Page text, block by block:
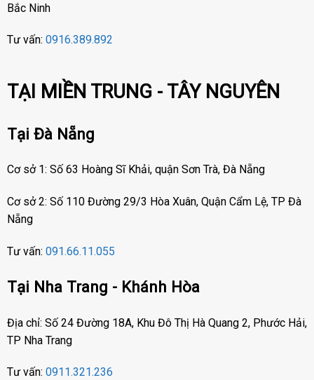
Bắc Ninh
Tư vấn: 0916.389.892
TẠI MIỀN TRUNG - TÂY NGUYÊN
Tại Đà Nẵng
Cơ sở 1: Số 63 Hoàng Sĩ Khải, quận Sơn Trà, Đà Nẵng
Cơ sở 2: Số 110 Đường 29/3 Hòa Xuân, Quận Cẩm Lệ, TP Đà
Nẵng
Tư vấn: 091.66.11.055
Tại Nha Trang - Khánh Hòa
Địa chỉ: Số 24 Đường 18A, Khu Đô Thị Hà Quang 2, Phước Hải,
TP Nha Trang
Tư vấn: 0911.321.236